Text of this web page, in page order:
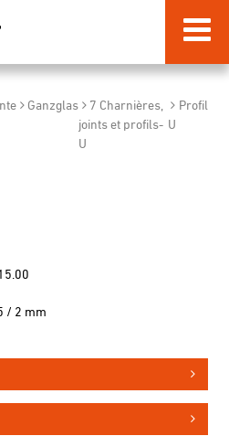
Ganzglas
7 Charnières,
joints et profils-
U
Profil
U
/ 2 mm